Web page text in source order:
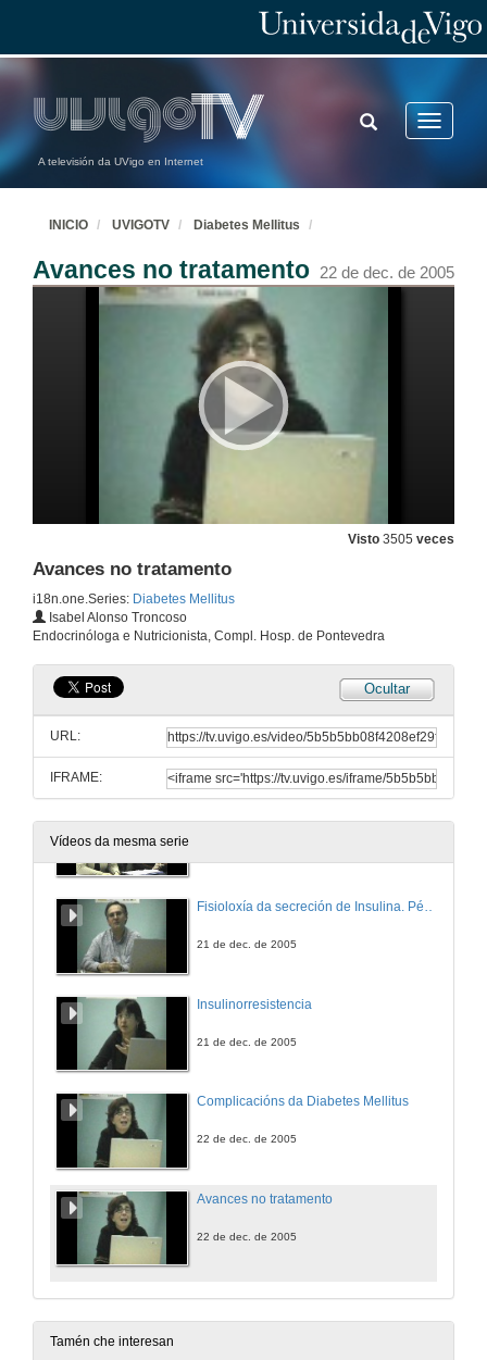
A televisión da UVigo en Internet
Toggle
TOGGLE
SEARCH
INICIO UVIGOTV Diabetes Mellitus
Avances no tratamento 22 de dec. de 2005
Visto 3505 veces
Avances no tratamento
i18n.one.Series: Diabetes Mellitus
Isabel Alonso Troncoso
Endocrinóloga e Nutricionista, Compl. Hosp. de Pontevedra
Ocultar
URL:
IFRAME:
Vídeos da mesma serie
20 de dec. de 2005
Fisioloxía da secreción de Insulina. Péptidos insulinotrópicos e a súa aplicación terapéutica
21 de dec. de 2005
Insulinorresistencia
21 de dec. de 2005
Complicacións da Diabetes Mellitus
22 de dec. de 2005
Avances no tratamento
22 de dec. de 2005
Tamén che interesan